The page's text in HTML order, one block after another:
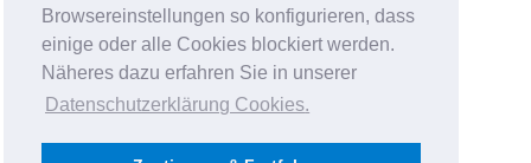
Browsereinstellungen so konfigurieren, dass
einige oder alle Cookies blockiert werden.
Näheres dazu erfahren Sie in unserer
Datenschutzerklärung Cookies.